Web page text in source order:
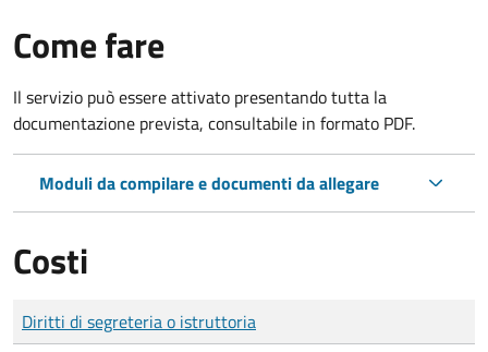
Come fare
Il servizio può essere attivato presentando tutta la
documentazione prevista, consultabile in formato PDF.
Moduli da compilare e documenti da allegare
Costi
Tipo di pagamento
Importo
Diritti di segreteria o istruttoria